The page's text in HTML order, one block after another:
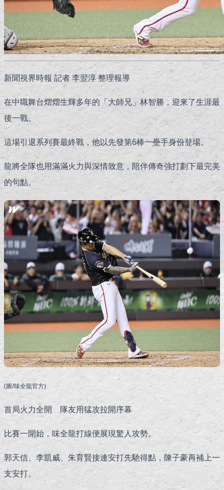
新聞視界時報 記者 李翌淳 整理報導
在中職舞台熠熠生輝多年的「大師兄」林智勝，迎來了生涯最
後一戰。
這場引退系列賽最終戰，他以先發第6棒一壘手身份登場。
龍將全隊也用滿滿火力與深情致意，陪伴傳奇強打劃下最完美
的句點。
(圖/味全龍官方)
首局火力全開 隊友用猛攻拉開序幕
比賽一開始，味全龍打線便展現驚人攻勢。
郭天信、李凱威、朱育賢接連安打先馳得點，陳子豪再補上一
支安打。